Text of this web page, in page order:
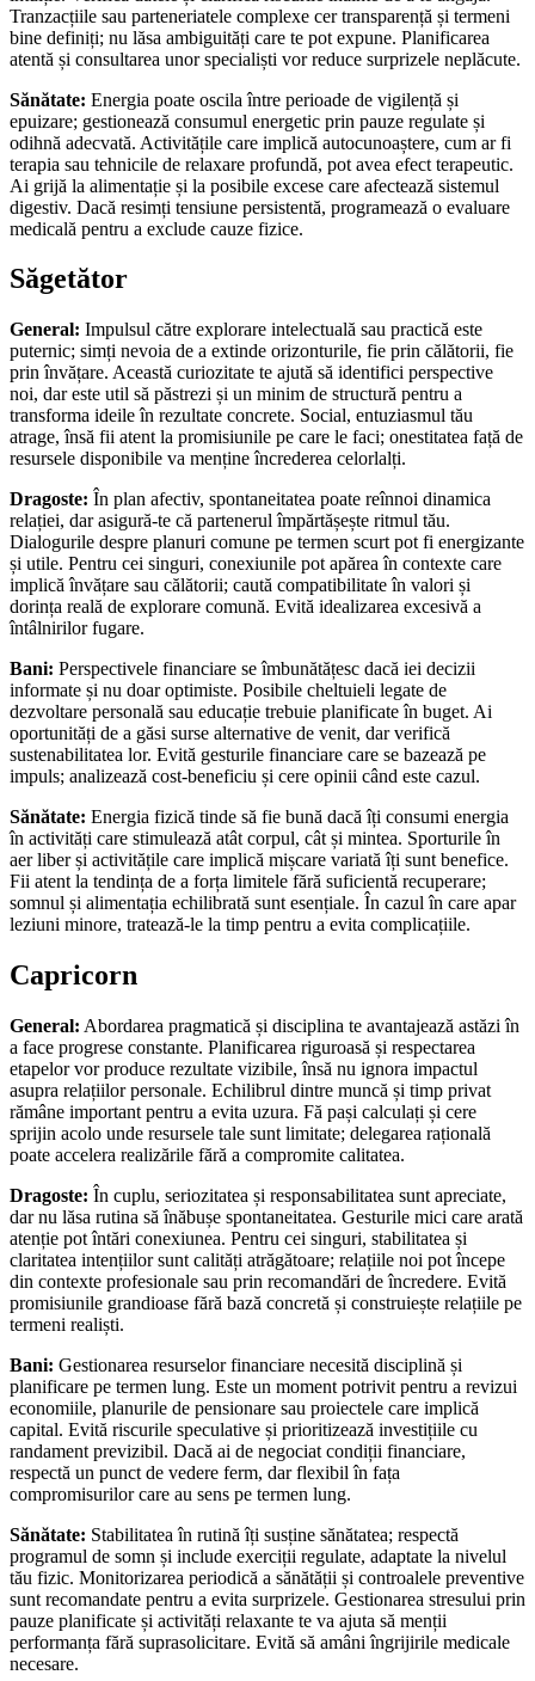
Tranzacțiile sau parteneriatele complexe cer transparență și termeni
bine definiți; nu lăsa ambiguități care te pot expune. Planificarea
atentă și consultarea unor specialiști vor reduce surprizele neplăcute.
Sănătate: Energia poate oscila între perioade de vigilență și
epuizare; gestionează consumul energetic prin pauze regulate și
odihnă adecvată. Activitățile care implică autocunoaștere, cum ar fi
terapia sau tehnicile de relaxare profundă, pot avea efect terapeutic.
Ai grijă la alimentație și la posibile excese care afectează sistemul
digestiv. Dacă resimți tensiune persistentă, programează o evaluare
medicală pentru a exclude cauze fizice.
Săgetător
General: Impulsul către explorare intelectuală sau practică este
puternic; simți nevoia de a extinde orizonturile, fie prin călătorii, fie
prin învățare. Această curiozitate te ajută să identifici perspective
noi, dar este util să păstrezi și un minim de structură pentru a
transforma ideile în rezultate concrete. Social, entuziasmul tău
atrage, însă fii atent la promisiunile pe care le faci; onestitatea față de
resursele disponibile va menține încrederea celorlalți.
Dragoste: În plan afectiv, spontaneitatea poate reînnoi dinamica
relației, dar asigură-te că partenerul împărtășește ritmul tău.
Dialogurile despre planuri comune pe termen scurt pot fi energizante
și utile. Pentru cei singuri, conexiunile pot apărea în contexte care
implică învățare sau călătorii; caută compatibilitate în valori și
dorința reală de explorare comună. Evită idealizarea excesivă a
întâlnirilor fugare.
Bani: Perspectivele financiare se îmbunătățesc dacă iei decizii
informate și nu doar optimiste. Posibile cheltuieli legate de
dezvoltare personală sau educație trebuie planificate în buget. Ai
oportunități de a găsi surse alternative de venit, dar verifică
sustenabilitatea lor. Evită gesturile financiare care se bazează pe
impuls; analizează cost-beneficiu și cere opinii când este cazul.
Sănătate: Energia fizică tinde să fie bună dacă îți consumi energia
în activități care stimulează atât corpul, cât și mintea. Sporturile în
aer liber și activitățile care implică mișcare variată îți sunt benefice.
Fii atent la tendința de a forța limitele fără suficientă recuperare;
somnul și alimentația echilibrată sunt esențiale. În cazul în care apar
leziuni minore, tratează-le la timp pentru a evita complicațiile.
Capricorn
General: Abordarea pragmatică și disciplina te avantajează astăzi în
a face progrese constante. Planificarea riguroasă și respectarea
etapelor vor produce rezultate vizibile, însă nu ignora impactul
asupra relațiilor personale. Echilibrul dintre muncă și timp privat
rămâne important pentru a evita uzura. Fă pași calculați și cere
sprijin acolo unde resursele tale sunt limitate; delegarea rațională
poate accelera realizările fără a compromite calitatea.
Dragoste: În cuplu, seriozitatea și responsabilitatea sunt apreciate,
dar nu lăsa rutina să înăbușe spontaneitatea. Gesturile mici care arată
atenție pot întări conexiunea. Pentru cei singuri, stabilitatea și
claritatea intențiilor sunt calități atrăgătoare; relațiile noi pot începe
din contexte profesionale sau prin recomandări de încredere. Evită
promisiunile grandioase fără bază concretă și construiește relațiile pe
termeni realiști.
Bani: Gestionarea resurselor financiare necesită disciplină și
planificare pe termen lung. Este un moment potrivit pentru a revizui
economiile, planurile de pensionare sau proiectele care implică
capital. Evită riscurile speculative și prioritizează investițiile cu
randament previzibil. Dacă ai de negociat condiții financiare,
respectă un punct de vedere ferm, dar flexibil în fața
compromisurilor care au sens pe termen lung.
Sănătate: Stabilitatea în rutină îți susține sănătatea; respectă
programul de somn și include exerciții regulate, adaptate la nivelul
tău fizic. Monitorizarea periodică a sănătății și controalele preventive
sunt recomandate pentru a evita surprizele. Gestionarea stresului prin
pauze planificate și activități relaxante te va ajuta să menții
performanța fără suprasolicitare. Evită să amâni îngrijirile medicale
necesare.